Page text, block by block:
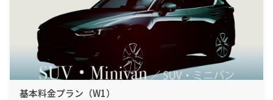
基本料金プラン（W1）